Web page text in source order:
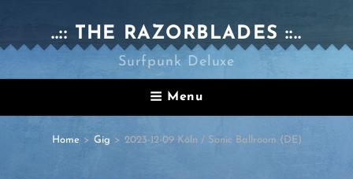
..:: THE RAZORBLADES ::..
Surfpunk Deluxe
Menu
Home > Gig > 2023-12-09 Köln / Sonic Ballroom (DE)